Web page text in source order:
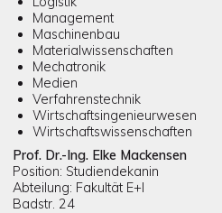
Management
Maschinenbau
Materialwissenschaften
Mechatronik
Medien
Verfahrenstechnik
Wirtschaftsingenieurwesen
Wirtschaftswissenschaften
Prof. Dr.-Ing. Elke Mackensen
Position: Studiendekanin
Abteilung: Fakultät E+I
Badstr. 24